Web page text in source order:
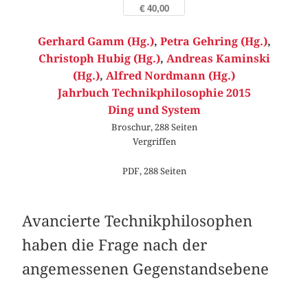
€ 40,00
Gerhard Gamm (Hg.), Petra Gehring (Hg.),
Christoph Hubig (Hg.), Andreas Kaminski
(Hg.), Alfred Nordmann (Hg.)
Jahrbuch Technikphilosophie 2015
Ding und System
Broschur, 288 Seiten
Vergriffen
PDF, 288 Seiten
Avancierte Technikphilosophen
haben die Frage nach der
angemessenen Gegenstandsebene